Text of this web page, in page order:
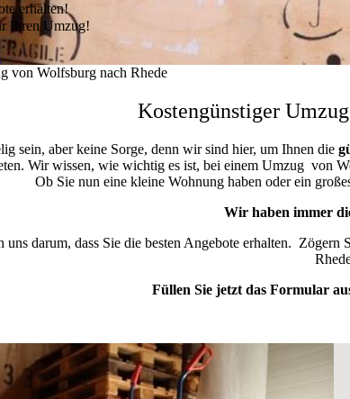
erhalten!
Ihren Umzug!
von Wolfsburg nach Rhede
Kostengünstiger
sein, aber keine Sorge, denn wir sind hier, um Ihnen die
Wir wissen, wie wichtig es ist, bei einem Umzug von
Ob Sie nun eine kleine Wohnung haben oder ein
Wir haben immer
darum, dass Sie die besten Angebote erhalten. Zögern
Füllen Sie jetzt das Formular